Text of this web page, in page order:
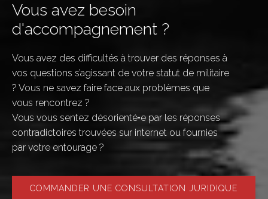
Vous avez besoin
d'accompagnement ?
Vous avez des difficultés à trouver des réponses à
vos questions s’agissant de votre statut de militaire
? Vous ne savez faire face aux problèmes que
vous rencontrez ?
Vous vous sentez désorienté•e par les réponses
contradictoires trouvées sur internet ou fournies
par votre entourage ?
COMMANDER UNE CONSULTATION JURIDIQUE